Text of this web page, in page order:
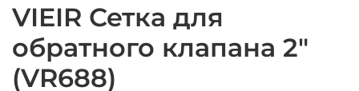
VIEIR Сетка для
обратного клапана 2"
(VR688)